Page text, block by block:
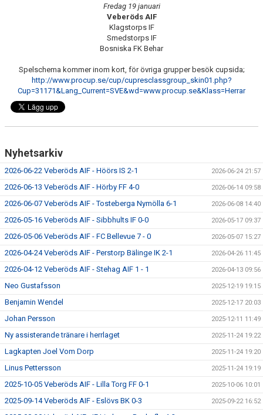
Fredag 19 januari
Veberöds AIF
Klagstorps IF
Smedstorps IF
Bosniska FK Behar
Spelschema kommer inom kort, för övriga grupper besök cupsida;
http://www.procup.se/cup/cupresclassgroup_skin01.php?
Cup=31171&Lang_Current=SVE&wd=www.procup.se&Klass=Herrar
Nyhetsarkiv
2026-06-22 Veberöds AIF - Höörs IS 2-1 2026-06-24 21:57
2026-06-13 Veberöds AIF - Hörby FF 4-0 2026-06-14 09:58
2026-06-07 Veberöds AIF - Tosteberga Nymölla 6-1 2026-06-08 14:40
2026-05-16 Veberöds AIF - Sibbhults IF 0-0 2026-05-17 09:37
2026-05-06 Veberöds AIF - FC Bellevue 7 - 0 2026-05-07 15:27
2026-04-24 Veberöds AIF - Perstorp Bälinge IK 2-1 2026-04-26 11:45
2026-04-12 Veberöds AIF - Stehag AIF 1 - 1 2026-04-13 09:56
Neo Gustafsson 2025-12-19 19:15
Benjamin Wendel 2025-12-17 20:03
Johan Persson 2025-12-11 11:49
Ny assisterande tränare i herrlaget 2025-11-24 19:22
Lagkapten Joel Vom Dorp 2025-11-24 19:20
Linus Pettersson 2025-11-24 19:19
2025-10-05 Veberöds AIF - Lilla Torg FF 0-1 2025-10-06 10:01
2025-09-14 Veberöds AIF - Eslövs BK 0-3 2025-09-22 16:52